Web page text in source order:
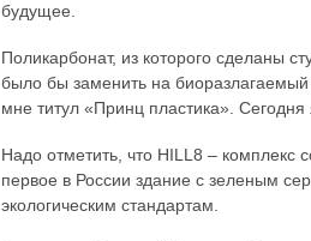
будущее.
Поликарбонат, из которого сделаны
было бы заменить на биоразлагаемый
мне титул «Принц пластика».
Надо отметить, что HILL8 –
первое в России здание с зеленым
экологическим стандартам.